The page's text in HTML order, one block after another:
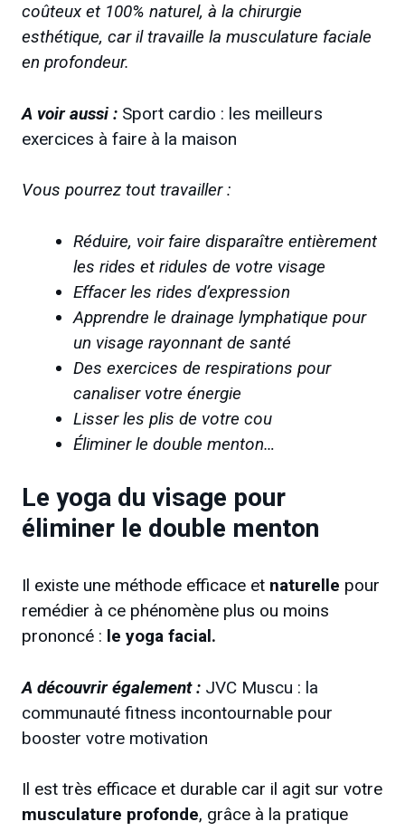
coûteux et 100% naturel, à la chirurgie
esthétique, car il travaille la musculature faciale
en profondeur.
A voir aussi : Sport cardio : les meilleurs
exercices à faire à la maison
Vous pourrez tout travailler :
Réduire, voir faire disparaître entièrement
les rides et ridules de votre visage
Effacer les rides d’expression
Apprendre le drainage lymphatique pour
un visage rayonnant de santé
Des exercices de respirations pour
canaliser votre énergie
Lisser les plis de votre cou
Éliminer le double menton…
Le yoga du visage pour
éliminer le double menton
Il existe une méthode efficace et naturelle pour
remédier à ce phénomène plus ou moins
prononcé : le yoga facial.
A découvrir également : JVC Muscu : la
communauté fitness incontournable pour
booster votre motivation
Il est très efficace et durable car il agit sur votre
musculature profonde, grâce à la pratique